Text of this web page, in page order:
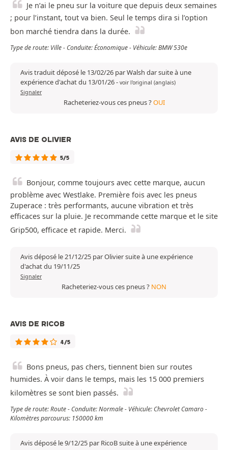
Je n’ai le pneu sur la voiture que depuis deux semaines
; pour l’instant, tout va bien. Seul le temps dira si l’option
bon marché tiendra dans la durée.
Type de route: Ville - Conduite: Économique - Véhicule: BMW 530e
Avis traduit déposé le 13/02/26 par Walsh dar suite à une
expérience d'achat du 13/01/26- voir l'original (anglais)
Signaler
Racheteriez-vous ces pneus ?OUI
AVIS DE OLIVIER
5/5
Bonjour, comme toujours avec cette marque, aucun
problème avec Westlake. Première fois avec les pneus
Zuperace : très performants, aucune vibration et très
efficaces sur la pluie. Je recommande cette marque et le site
Grip500, efficace et rapide. Merci.
Avis déposé le 21/12/25 par Olivier suite à une expérience
d'achat du 19/11/25
Signaler
Racheteriez-vous ces pneus ? NON
AVIS DE RICOB
4/5
Bons pneus, pas chers, tiennent bien sur routes
humides. À voir dans le temps, mais les 15 000 premiers
kilomètres se sont bien passés.
Type de route: Route - Conduite: Normale - Véhicule: Chevrolet Camaro -
Kilomètres parcourus: 150000 km
Avis déposé le 9/12/25 par RicoB suite à une expérience